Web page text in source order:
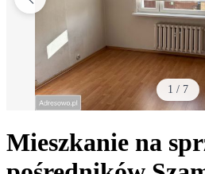
1 / 7
Mieszkanie na